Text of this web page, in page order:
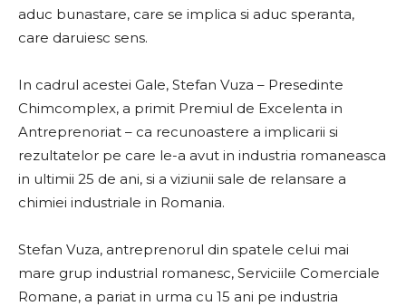
aduc bunastare, care se implica si aduc speranta,
care daruiesc sens.
In cadrul acestei Gale, Stefan Vuza – Presedinte
Chimcomplex, a primit Premiul de Excelenta in
Antreprenoriat – ca recunoastere a implicarii si
rezultatelor pe care le-a avut in industria romaneasca
in ultimii 25 de ani, si a viziunii sale de relansare a
chimiei industriale in Romania.
Stefan Vuza, antreprenorul din spatele celui mai
mare grup industrial romanesc, Serviciile Comerciale
Romane, a pariat in urma cu 15 ani pe industria